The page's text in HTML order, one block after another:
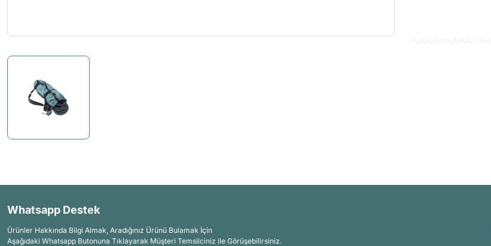
Whatsapp Destek
Ürünler Hakkında Bilgi Almak, Aradığınız Ürünü Bulamak İçin
Aşağıdaki Whatsapp Butonuna Tıklayarak Müşteri Temsilciniz ile Görüşebilirsiniz.